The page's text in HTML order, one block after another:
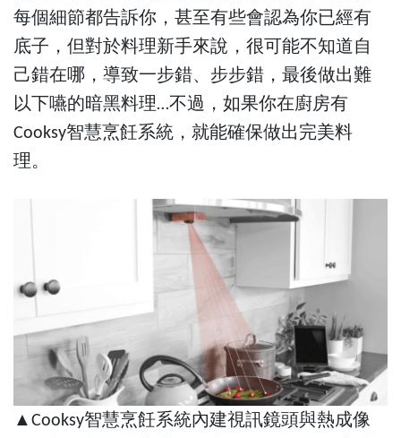
每個細節都告訴你，甚至有些會認為你已經有
底子，但對於料理新手來說，很可能不知道自
己錯在哪，導致一步錯、步步錯，最後做出難
以下嚥的暗黑料理…不過，如果你在廚房有
Cooksy智慧烹飪系統，就能確保做出完美料
理。
▲Cooksy智慧烹飪系統內建視訊鏡頭與熱成像